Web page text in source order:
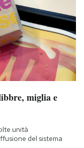
miglia e
unità
del sistema